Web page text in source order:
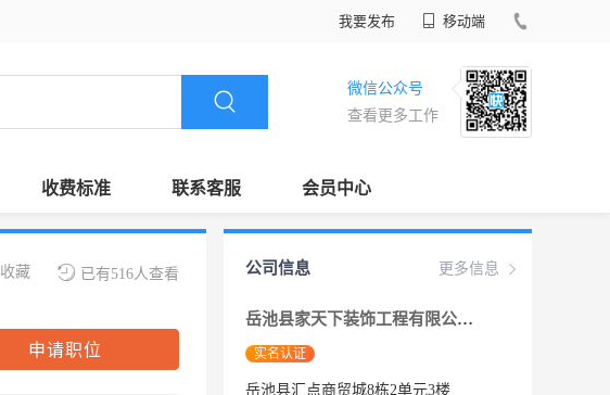
我要发布 移动端
微信公众号
查看更多工作
收费标准 联系客服 会员中心
已有516人查看
收藏
申请职位
更多信息
公司信息
岳池县家天下装饰工程有限公司
实名认证
岳池县汇点商贸城8栋2单元3楼